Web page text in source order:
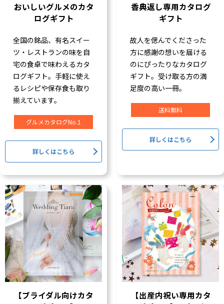
おいしいグルメのカタ
ログギフト
全国の銘品、有名スイー
ツ・レストランの味を自
宅の食卓で味わえるカタ
ログギフト。手軽に使え
るレシピや保存食も取り
揃えています。
グルメカタログNo.1
詳しくはこちら
香典返し専用カタログ
ギフト
故人を偲んでくださった
方に感謝の想いを届ける
のにぴったりなカタログ
ギフト。受け取る方の満
足度の高い一冊。
送料無料
詳しくはこちら
【ブライダル向けカタ
【出産内祝い専用カタ